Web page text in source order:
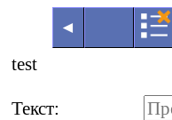
◄ ►
◄
test
Текст: